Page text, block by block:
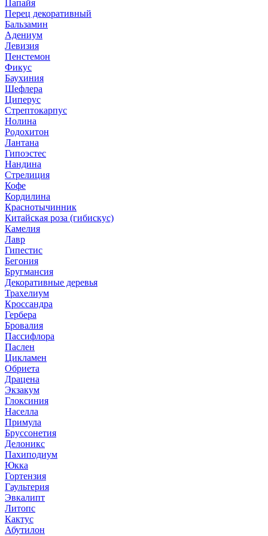
Папайя
Перец декоративный
Бальзамин
Адениум
Левизия
Пенстемон
Фикус
Баухиния
Шефлера
Циперус
Стрептокарпус
Нолина
Родохитон
Лантана
Гипоэстес
Нандина
Стрелиция
Кофе
Кордилина
Краснотычинник
Китайская роза (гибискус)
Камелия
Лавр
Гипестис
Бегония
Бругмансия
Декоративные деревья
Трахелиум
Кроссандра
Гербера
Бровалия
Пассифлора
Паслен
Цикламен
Обриета
Драцена
Экзакум
Глоксиния
Населла
Примула
Бруссонетия
Делоникс
Пахиподиум
Юкка
Гортензия
Гаультерия
Эвкалипт
Литопс
Кактус
Абутилон